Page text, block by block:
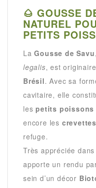
🌰 GOUSSE
NATUREL
PETITS
LaGousse de Savu
legalis, est
Brésil. Avec sa
cavitaire, elle
lespetits
encore les crevettes
refuge.
Très appréciée
apporte un rendu
sein d’un décor